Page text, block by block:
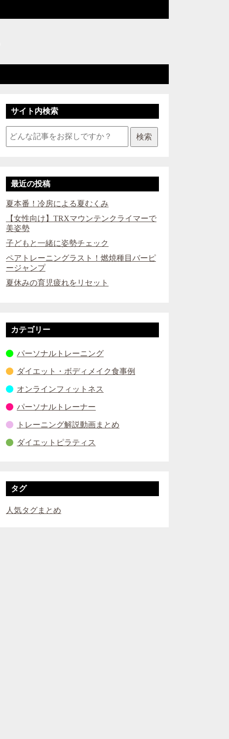
サイト内検索
検索
最近の投稿
夏本番！冷房による夏むくみ
【女性向け】TRXマウンテンクライマーで
美姿勢
子どもと一緒に姿勢チェック
ペアトレーニングラスト！燃焼種目バーピ
ージャンプ
夏休みの育児疲れをリセット
カテゴリー
パーソナルトレーニング
ダイエット・ボディメイク食事例
オンラインフィットネス
パーソナルトレーナー
トレーニング解説動画まとめ
ダイエットピラティス
タグ
人気タグまとめ